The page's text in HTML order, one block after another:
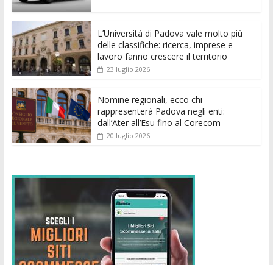
o
k p er
L’Università di Padova vale molto più
delle classifiche: ricerca, imprese e
lavoro fanno crescere il territorio
23 luglio 2026
Nomine regionali, ecco chi
rappresenterà Padova negli enti:
dall’Ater all’Esu fino al Corecom
20 luglio 2026